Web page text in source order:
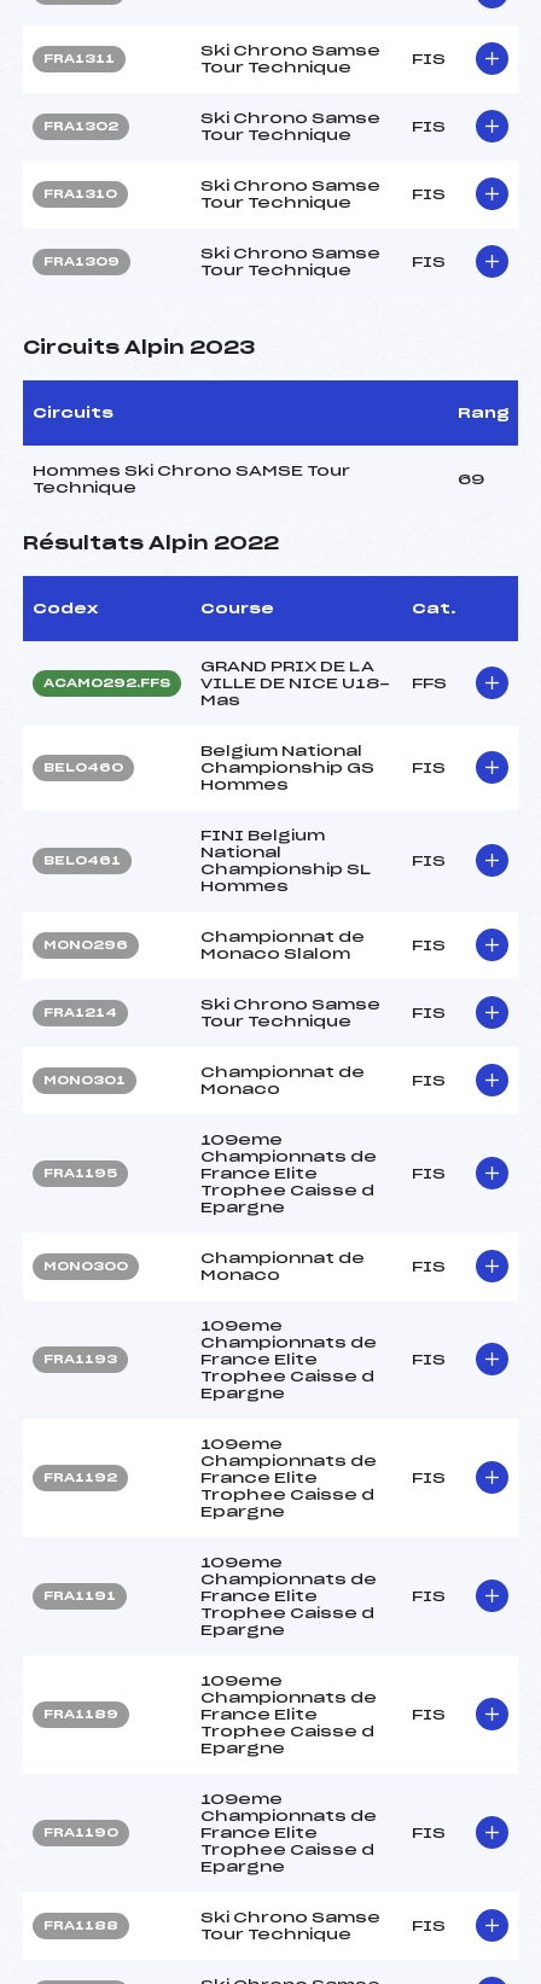
FRA1311
Ski Chrono Samse
Tour Technique
FIS
FRA1302
Ski Chrono Samse
Tour Technique
FIS
FRA1310
Ski Chrono Samse
Tour Technique
FIS
FRA1309
Ski Chrono Samse
Tour Technique
FIS
Circuits Alpin 2023
Circuits Rang
Hommes Ski Chrono SAMSE Tour
Technique
69
Résultats Alpin 2022
Codex Course Cat.
ACAM0292.FFS
GRAND PRIX DE LA
VILLE DE NICE U18-
Mas
FFS
BEL0460
Belgium National
Championship GS
Hommes
FIS
BEL0461
FINI Belgium
National
Championship SL
Hommes
FIS
MON0296
Championnat de
Monaco Slalom
FIS
FRA1214
Ski Chrono Samse
Tour Technique
FIS
MON0301
Championnat de
Monaco
FIS
FRA1195
109eme
Championnats de
France Elite
Trophee Caisse d
Epargne
FIS
MON0300
Championnat de
Monaco
FIS
FRA1193
109eme
Championnats de
France Elite
Trophee Caisse d
Epargne
FIS
FRA1192
109eme
Championnats de
France Elite
Trophee Caisse d
Epargne
FIS
FRA1191
109eme
Championnats de
France Elite
Trophee Caisse d
Epargne
FIS
FRA1189
109eme
Championnats de
France Elite
Trophee Caisse d
Epargne
FIS
FRA1190
109eme
Championnats de
France Elite
Trophee Caisse d
Epargne
FIS
FRA1188
Ski Chrono Samse
Tour Technique
FIS